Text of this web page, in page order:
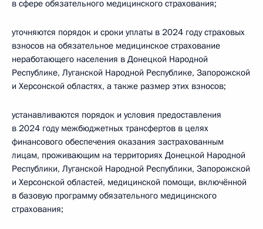
в сфере обязательного медицинского страхования;
уточняются порядок и сроки уплаты в 2024 году страховых
взносов на обязательное медицинское страхование
неработающего населения в Донецкой Народной
Республике, Луганской Народной Республике, Запорожской
и Херсонской областях, а также размер этих взносов;
устанавливаются порядок и условия предоставления
в 2024 году межбюджетных трансфертов в целях
финансового обеспечения оказания застрахованным
лицам, проживающим на территориях Донецкой Народной
Республики, Луганской Народной Республики, Запорожской
и Херсонской областей, медицинской помощи, включённой
в базовую программу обязательного медицинского
страхования;